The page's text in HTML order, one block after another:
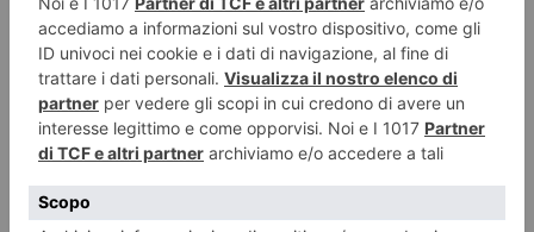
La regia diMilo Scottone le esibizioni mirabolanti delle
compagnie Milo&Olivia,Microcirco,Les Jolies
Fantastiques,Circo Zoé, Nando e Mailarenderanno l’attesa
del Natale ancora più meravigliosa.
Il progetto è stato ideato e realizzato da
Giammello, già scenografo presso il Teatro Stabile di